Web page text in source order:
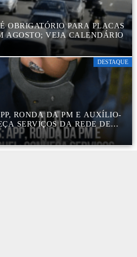
OBRIGATÓRIO PARA PLACAS
AGOSTO; VEJA CALENDÁRIO
DESTAQUE
RONDA DA PM E AUXÍLIO-
SERVIÇOS DA REDE DE
NO ESTADO DE SP